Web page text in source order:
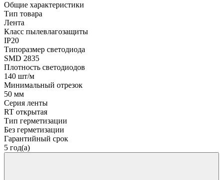
Общие характеристики
Тип товара
Лента
Класс пылевлагозащиты
IP20
Типоразмер светодиода
SMD 2835
Плотность светодиодов
140 шт/м
Минимальный отрезок
50 мм
Серия ленты
RT открытая
Тип герметизации
Без герметизации
Гарантийный срок
5 год(а)